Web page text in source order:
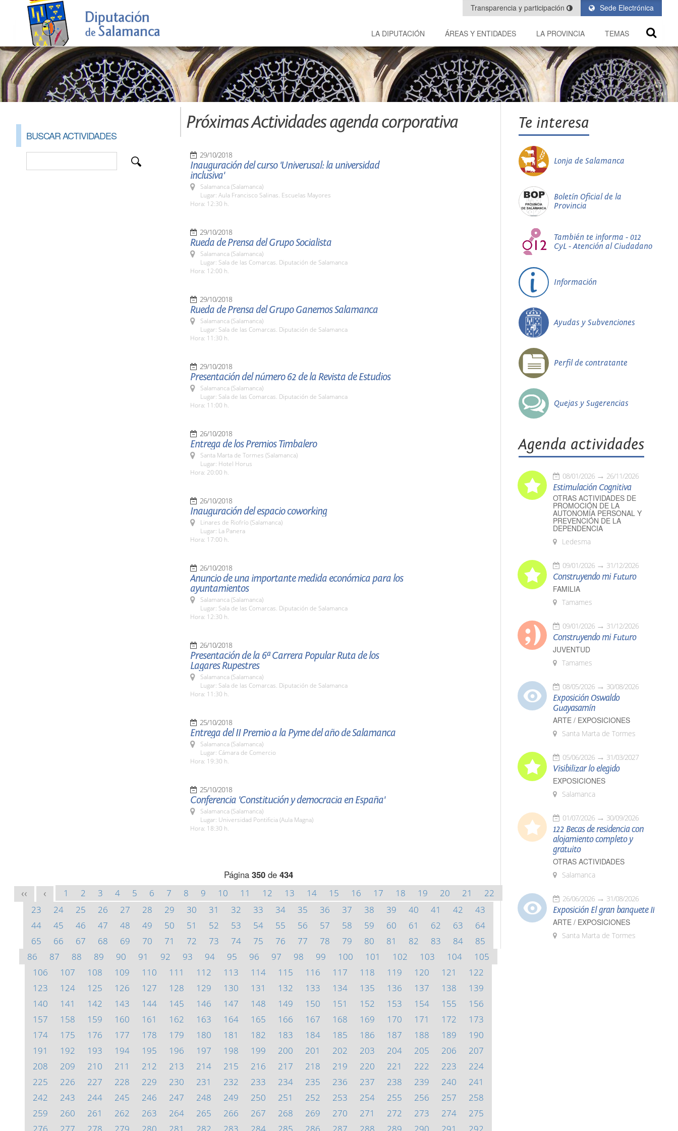
Sede Electrónica
Transparencia y participación
LA DIPUTACIÓN ÁREAS Y ENTIDADES LA PROVINCIA TEMAS
BUSCAR ACTIVIDADES
Próximas Actividades agenda corporativa
29/10/2018
Inauguración del curso 'Univerusal: la universidad
inclusiva'
Salamanca (Salamanca)
Lugar: Aula Francisco Salinas. Escuelas Mayores
Hora: 12:30 h.
29/10/2018
Rueda de Prensa del Grupo Socialista
Salamanca (Salamanca)
Lugar: Sala de las Comarcas. Diputación de Salamanca
Hora: 12:00 h.
29/10/2018
Rueda de Prensa del Grupo Ganemos Salamanca
Salamanca (Salamanca)
Lugar: Sala de las Comarcas. Diputación de Salamanca
Hora: 11:30 h.
29/10/2018
Presentación del número 62 de la Revista de Estudios
Salamanca (Salamanca)
Lugar: Sala de las Comarcas. Diputación de Salamanca
Hora: 11:00 h.
26/10/2018
Entrega de los Premios Timbalero
Santa Marta de Tormes (Salamanca)
Lugar: Hotel Horus
Hora: 20:00 h.
26/10/2018
Inauguración del espacio coworking
Linares de Riofrío (Salamanca)
Lugar: La Panera
Hora: 17:00 h.
26/10/2018
Anuncio de una importante medida económica para los
ayuntamientos
Salamanca (Salamanca)
Lugar: Sala de las Comarcas. Diputación de Salamanca
Hora: 12:30 h.
26/10/2018
Presentación de la 6ª Carrera Popular Ruta de los
Lagares Rupestres
Salamanca (Salamanca)
Lugar: Sala de las Comarcas. Diputación de Salamanca
Hora: 11:30 h.
25/10/2018
Entrega del II Premio a la Pyme del año de Salamanca
Salamanca (Salamanca)
Lugar: Cámara de Comercio
Hora: 19:30 h.
25/10/2018
Conferencia 'Constitución y democracia en España'
Salamanca (Salamanca)
Lugar: Universidad Pontificia (Aula Magna)
Hora: 18:30 h.
Página 350de 434
<< < 1 2 3 4 5 6 7 8 9 10 11 12 13 14 15 16 17 18 19 20 21
22
23
24 25 26 27 28 29 30 31 32 33 34 35 36 37 38 39 40 41 42
43
44
45 46 47 48 49 50 51 52 53 54 55 56 57 58 59 60 61 62 63
64
65
66 67 68 69 70 71 72 73 74 75 76 77 78 79 80 81 82 83 84
85
86
87 88 89 90 91 92 93 94 95 96 97 98 99 100 101 102 103 104
105
106
107 108 109 110 111 112 113 114 115 116 117 118 119 120 121
122
123
124 125 126 127 128 129 130 131 132 133 134 135 136 137 138
139
140
141 142 143 144 145 146 147 148 149 150 151 152 153 154 155
156
157
158 159 160 161 162 163 164 165 166 167 168 169 170 171 172
173
174
175 176 177 178 179 180 181 182 183 184 185 186 187 188 189
190
191
192 193 194 195 196 197 198 199 200 201 202 203 204 205 206
207
208
209 210 211 212 213 214 215 216 217 218 219 220 221 222 223
224
225
226 227 228 229 230 231 232 233 234 235 236 237 238 239 240
241
242
243 244 245 246 247 248 249 250 251 252 253 254 255 256 257
258
259
260 261 262 263 264 265 266 267 268 269 270 271 272 273 274
275
Te interesa
Lonja de Salamanca
Boletín Oficial de la
Provincia
También te informa - 012
CyL - Atención al Ciudadano
Información
Ayudas y Subvenciones
Perfil de contratante
Quejas y Sugerencias
Agenda actividades
08/01/2026 26/11/2026
Estimulación Cognitiva
OTRAS ACTIVIDADES DE
PROMOCIÓN DE LA
AUTONOMÍA PERSONAL Y
PREVENCIÓN DE LA
DEPENDENCIA
Ledesma
09/01/2026 31/12/2026
Construyendo mi Futuro
FAMILIA
Tamames
09/01/2026 31/12/2026
Construyendo mi Futuro
JUVENTUD
Tamames
08/05/2026 30/08/2026
Exposición Oswaldo
Guayasamín
ARTE / EXPOSICIONES
Santa Marta de Tormes
05/06/2026 31/03/2027
Visibilizar lo elegido
EXPOSICIONES
Salamanca
01/07/2026 30/09/2026
122 Becas de residencia con
alojamiento completo y
gratuito
OTRAS ACTIVIDADES
Salamanca
26/06/2026 31/08/2026
Exposición El gran banquete II
ARTE / EXPOSICIONES
Santa Marta de Tormes